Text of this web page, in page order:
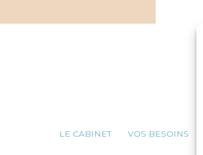
Footer
LE CABINET VOS BESOINS